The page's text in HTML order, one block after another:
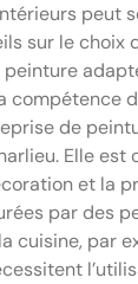
peut
sur le choix
compétence
de
Elle est
et la
par des
cuisine, par